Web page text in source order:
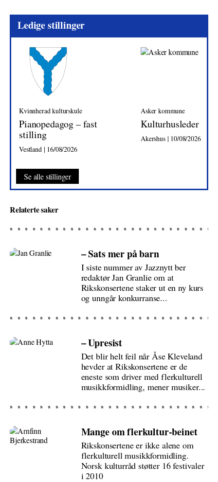
Ledige stillinger
Kvinnherad kulturskule
Pianopedagog – fast
stilling
Vestland | 16/08/2026
Asker kommune
Kulturhusleder
Akershus | 10/08/2026
Se alle stillinger
Relaterte saker
– Sats mer på barn
I siste nummer av Jazznytt ber
redaktør Jan Granlie om at
Rikskonsertene staker ut en ny kurs
og unngår konkurranse...
– Upresist
Det blir helt feil når Åse Kleveland
hevder at Rikskonsertene er de
eneste som driver med flerkulturell
musikkformidling, mener musiker...
Mange om flerkultur-beinet
Rikskonsertene er ikke alene om
flerkulturell musikkformidling.
Norsk kulturråd støtter 16 festivaler
i 2010